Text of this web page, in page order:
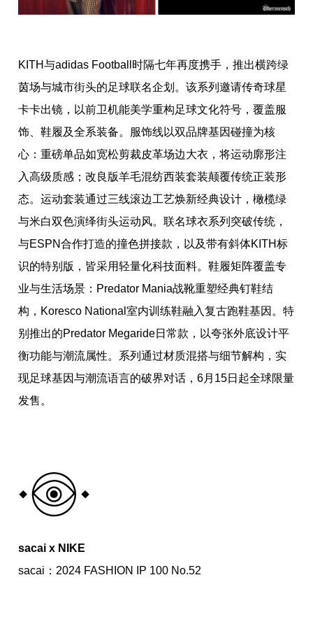
KITH与adidas Football时隔七年再度携手，推出横跨绿
茵场与城市街头的足球联名企划。该系列邀请传奇球星
卡卡出镜，以前卫机能美学重构足球文化符号，覆盖服
饰、鞋履及全系装备。服饰线以双品牌基因碰撞为核
心：重磅单品如宽松剪裁皮革场边大衣，将运动廓形注
入高级质感；改良版羊毛混纺西装套装颠覆传统正装形
态。运动套装通过三线滚边工艺焕新经典设计，橄榄绿
与米白双色演绎街头运动风。联名球衣系列突破传统，
与ESPN合作打造的撞色拼接款，以及带有斜体KITH标
识的特别版，皆采用轻量化科技面料。鞋履矩阵覆盖专
业与生活场景：Predator Mania战靴重塑经典钉鞋结
构，Koresco National室内训练鞋融入复古跑鞋基因。特
别推出的Predator Megaride日常款，以夸张外底设计平
衡功能与潮流属性。系列通过材质混搭与细节解构，实
现足球基因与潮流语言的破界对话，6月15日起全球限量
发售。
sacai x NIKE
sacai：2024 FASHION IP 100 No.52